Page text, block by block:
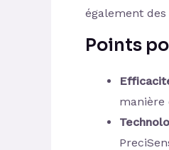
également
Points
manière